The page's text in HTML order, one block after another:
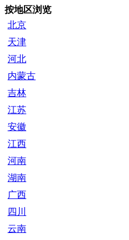
按地区浏览
北京
天津
河北
内蒙古
吉林
江苏
安徽
江西
河南
湖南
广西
四川
云南